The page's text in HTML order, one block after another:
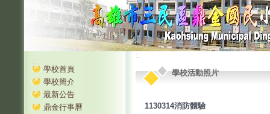
:::
學校首頁
學校簡介
最新公告
鼎金行事曆
:::
學校活動照片
1130314消防體驗